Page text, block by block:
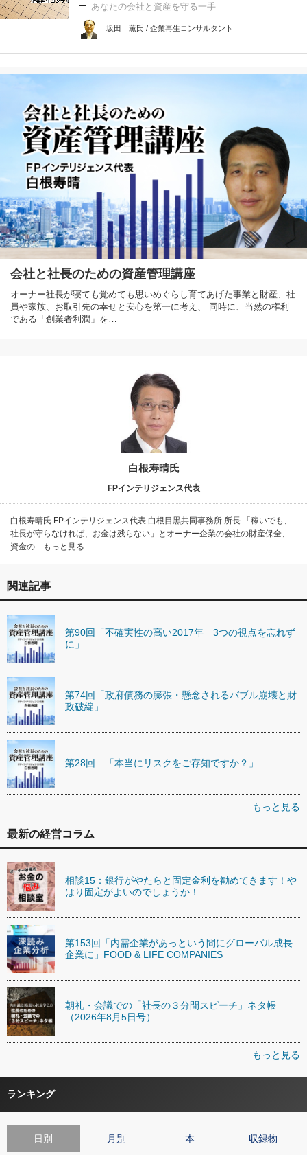
あなたの会社と資産を守る一手
坂田 薫氏 / 企業再生コンサルタント
会社と社長のための資産管理講座
オーナー社長が寝ても覚めても思いめぐらし育てあげた事業と財産、社
員や家族、お取引先の幸せと安心を第一に考え、 同時に、当然の権利
である「創業者利潤」を…
白根寿晴氏
FPインテリジェンス代表
白根寿晴氏 FPインテリジェンス代表 白根目黒共同事務所 所長 「稼いでも、
社長が守らなければ、お金は残らない」とオーナー企業の会社の財産保全、
資金の…もっと見る
関連記事
第90回「不確実性の高い2017年 3つの視点を忘れず
に」
第74回「政府債務の膨張・懸念されるバブル崩壊と財
政破綻」
第28回 「本当にリスクをご存知ですか？」
もっと見る
最新の経営コラム
相談15：銀行がやたらと固定金利を勧めてきます！や
はり固定がよいのでしょうか！
第153回「内需企業があっという間にグローバル成長
企業に」FOOD & LIFE COMPANIES
朝礼・会議での「社長の３分間スピーチ」ネタ帳
（2026年8月5日号）
もっと見る
ランキング
日別 月別 本 収録物